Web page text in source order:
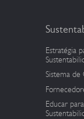
Estratégia
Sistema de
Educar